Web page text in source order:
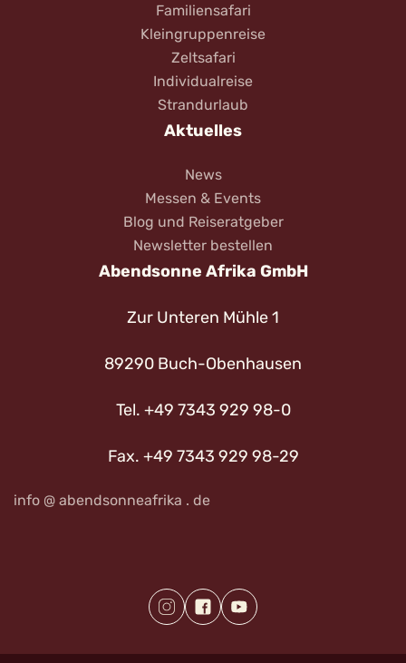
Familiensafari
Kleingruppenreise
Zeltsafari
Individualreise
Strandurlaub
Aktuelles
News
Messen & Events
Blog und Reiseratgeber
Newsletter bestellen
Abendsonne Afrika GmbH
Zur Unteren Mühle 1
89290 Buch-Obenhausen
Tel. +49 7343 929 98-0
Fax. +49 7343 929 98-29
info @ abendsonneafrika . de